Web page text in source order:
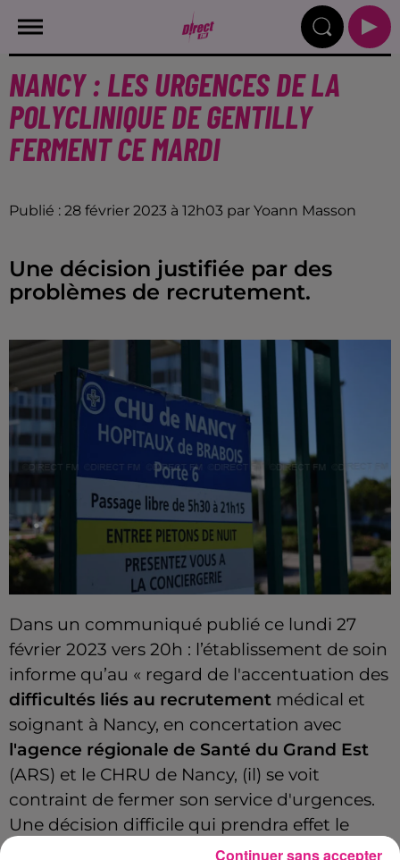
NANCY : LES URGENCES DE LA
POLYCLINIQUE DE GENTILLY
FERMENT CE MARDI
Publié : 28 février 2023 à 12h03 par Yoann Masson
Une décision justifiée par des
problèmes de recrutement.
Dans un communiqué publié ce lundi 27
février 2023 vers 20h : l’établissement de soin
informe qu’au « regard de l'accentuation des
difficultés liés au recrutement médical et
soignant à Nancy, en concertation avec
l'agence régionale de Santé du Grand Est
(ARS) et le CHRU de Nancy, (il) se voit
contraint de fermer son service d'urgences.
Une décision difficile qui prendra effet le
mardi 28 février à minuit. Les acteurs
Continuer sans accepter